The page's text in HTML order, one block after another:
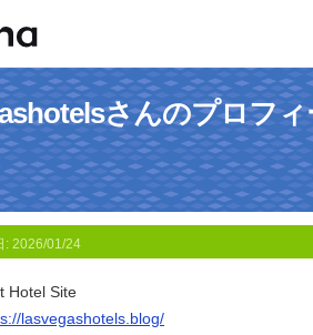
さんのプロフィ
: 2026/01/24
Hotel Site
lasvegashotels.blog/